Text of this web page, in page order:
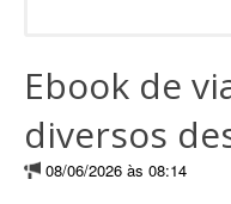
Ebook de
diversos
08/06/2026 às 08:14